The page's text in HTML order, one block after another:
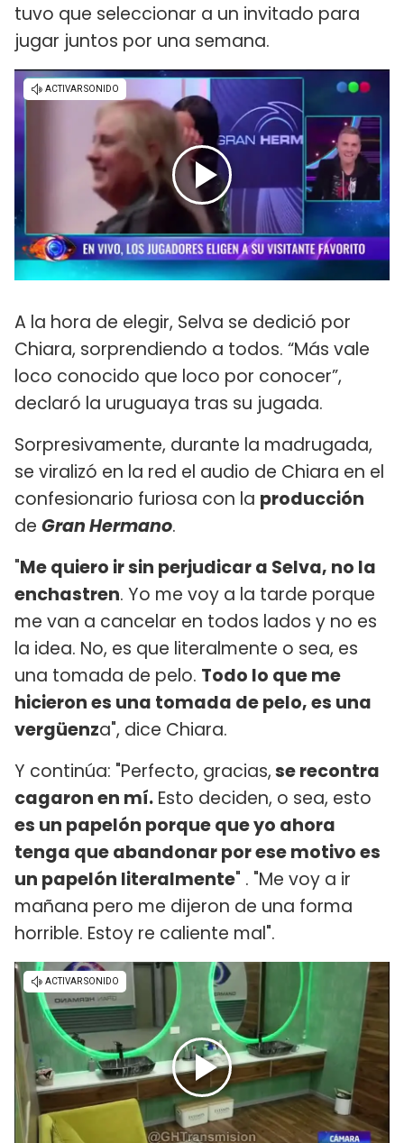
tuvo que seleccionar a un invitado para
jugar juntos por una semana.
A la hora de elegir, Selva se dedició por
Chiara, sorprendiendo a todos. “Más vale
loco conocido que loco por conocer”,
declaró la uruguaya tras su jugada.
Sorpresivamente, durante la madrugada,
se viralizó en la red el audio de Chiara en el
confesionario furiosa con la producción
de Gran Hermano.
"Me quiero ir sin perjudicar a Selva, no la
enchastren. Yo me voy a la tarde porque
me van a cancelar en todos lados y no es
la idea. No, es que literalmente o sea, es
una tomada de pelo. Todo lo que me
hicieron es una tomada de pelo, es una
vergüenza", dice Chiara.
Y continúa: "Perfecto, gracias,se recontra
cagaron en mí. Esto deciden, o sea, esto
es un papelón porque que yo ahora
tenga que abandonar por ese motivo es
un papelón literalmente" . "Me voy a ir
mañana pero me dijeron de una forma
horrible. Estoy re caliente mal".